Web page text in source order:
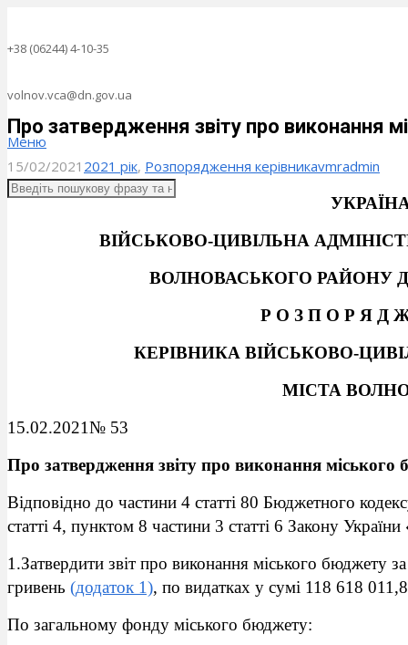
+38 (06244) 4-10-35
volnov.vca@dn.gov.ua
Меню
Про затвердження звіту про виконання
15/02/2021 2021 рік, Розпорядження керівникаvmradmin
ВІЙСЬКОВО-ЦИВІЛЬНА
ВОЛНОВАСЬКОГО РАЙОНУ
Р О З П О Р Я Д
КЕРІВНИКА ВІЙСЬКОВО-
МІСТА
15.02.2021№ 53
Про затвердження звіту про виконання міського
Відповідно до частини 4 статті 80 Бюджетного
статті 4, пунктом 8 частини 3 статті 6 Закону України
1.Затвердити звіт про виконання міського бюджету
гривень (додаток 1), по видатках у сумі 118 618
По загальному фонду міського бюджету: